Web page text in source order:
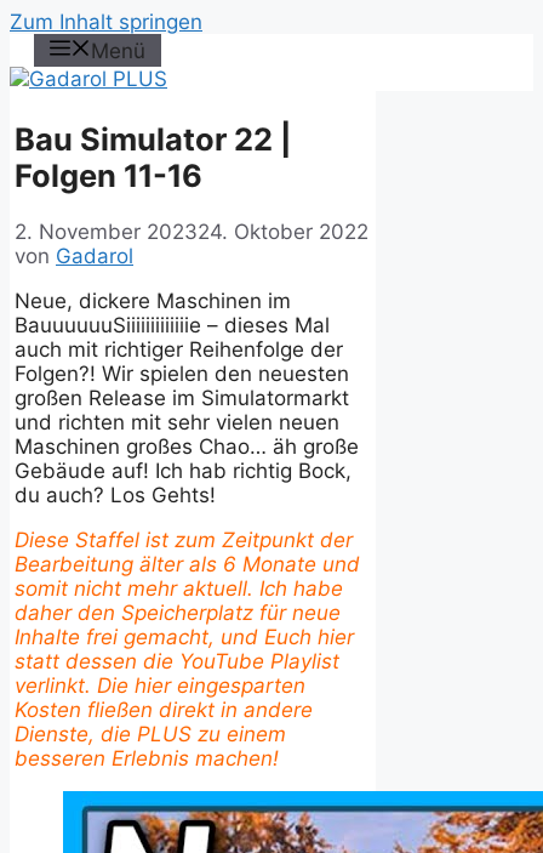
Zum Inhalt springen
Menü
Bau Simulator 22 |
Folgen 11-16
2. November 202324. Oktober 2022
von Gadarol
Neue, dickere Maschinen im
BauuuuuuSiiiiiiiiiiiiie – dieses Mal
auch mit richtiger Reihenfolge der
Folgen?! Wir spielen den neuesten
großen Release im Simulatormarkt
und richten mit sehr vielen neuen
Maschinen großes Chao… äh große
Gebäude auf! Ich hab richtig Bock,
du auch? Los Gehts!
Diese Staffel ist zum Zeitpunkt der
Bearbeitung älter als 6 Monate und
somit nicht mehr aktuell. Ich habe
daher den Speicherplatz für neue
Inhalte frei gemacht, und Euch hier
statt dessen die YouTube Playlist
verlinkt. Die hier eingesparten
Kosten fließen direkt in andere
Dienste, die PLUS zu einem
besseren Erlebnis machen!